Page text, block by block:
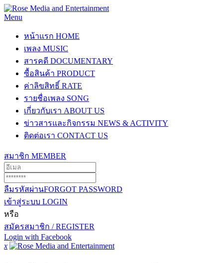
Menu
หน้าแรก HOME
เพลง MUSIC
สารคดี DOCUMENTARY
ซื้อสินค้า PRODUCT
ค่าลิขสิทธิ์ RATE
รายชื่อเพลง SONG
เกี่ยวกับเรา ABOUT US
ข่าวสารและกิจกรรม NEWS & ACTIVITY
ติดต่อเรา CONTACT US
สมาชิก MEMBER
ลืมรหัสผ่านFORGOT PASSWORD
เข้าสู่ระบบ LOGIN
หรือ
สมัครสมาชิก / REGISTER
Login with Facebook
x